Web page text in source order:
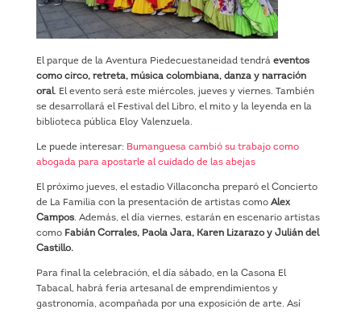
El parque de la Aventura Piedecuestaneidad tendrá eventos
como circo, retreta, música colombiana, danza y narración
oral. El evento será este miércoles, jueves y viernes. También
se desarrollará el Festival del Libro, el mito y la leyenda en la
biblioteca pública Eloy Valenzuela.
Le puede interesar: Bumanguesa cambió su trabajo como
abogada para apostarle al cuidado de las abejas
El próximo jueves, el estadio Villaconcha preparó el Concierto
de La Familia con la presentación de artistas comoAlex
Campos. Además, el día viernes, estarán en escenario artistas
como Fabián Corrales, Paola Jara, Karen Lizarazo y Julián del
Castillo.
Para final la celebración, el día sábado, en la Casona El
Tabacal, habrá feria artesanal de emprendimientos y
gastronomía, acompañada por una exposición de arte. Así